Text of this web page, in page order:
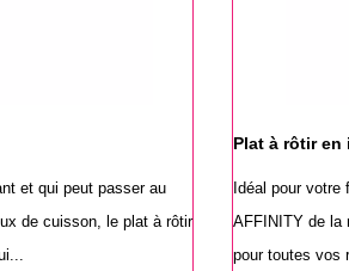
et qui peut passer au
de cuisson, le plat à rôtir
Plat à rôtir en
Idéal pour
AFFINITY de la
pour toutes vos